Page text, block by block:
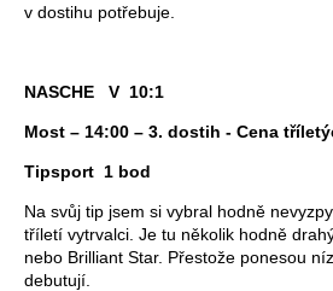
v dostihu potřebuje.
NASCHE V 10:1
Most – 14:00 – 3. dostih - Cena
Tipsport 1 bod
Na svůj tip jsem si vybral hodně
tříletí vytrvalci. Je tu několik hodně
nebo Brilliant Star. Přestože ponesou
debutují.